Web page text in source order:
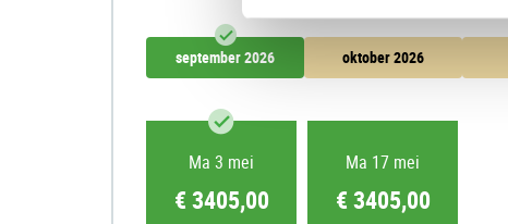
september 2026 oktober 2026
Ma 3 mei
€ 3405,00
Ma 17 mei
€ 3405,00